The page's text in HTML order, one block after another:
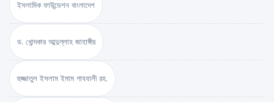
ইসলামিক ফাউন্ডেশন বাংলাদেশ
ড. খোন্দকার আব্দুল্লাহ জাহাঙ্গীর
হুজ্জাতুল ইসলাম ইমাম গাযযালী রহ.